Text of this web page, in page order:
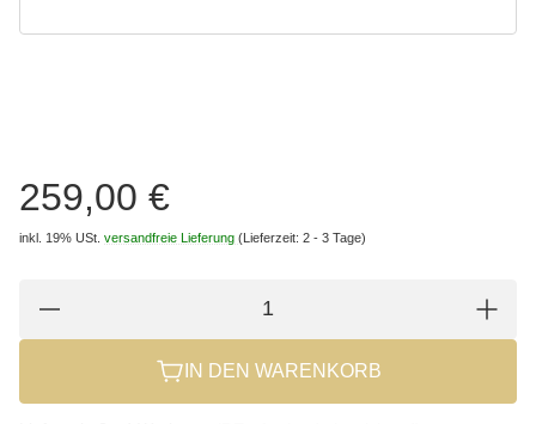
259,00 €
inkl. 19% USt. versandfreie Lieferung (Lieferzeit: 2 - 3 Tage)
IN DEN WARENKORB